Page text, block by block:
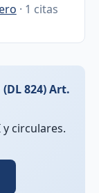
· 1 citas
824) Art.
y circulares.